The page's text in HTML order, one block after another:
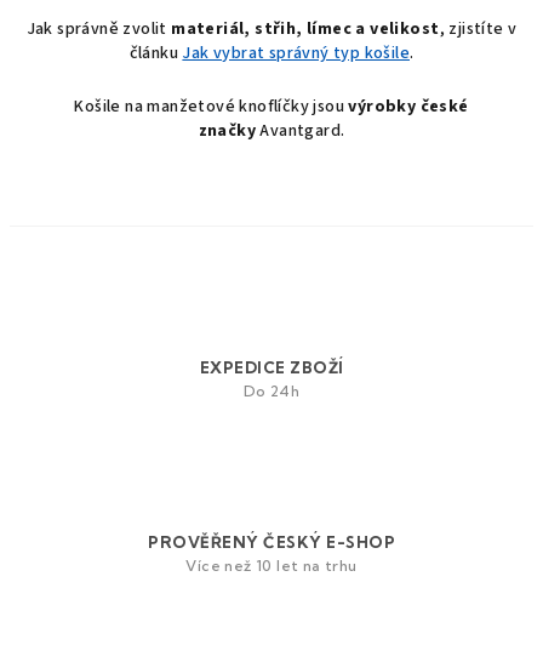
í
p
r
v
Jak správně zvolit materiál, střih, límec a velikost, zjistíte v
článku Jak vybrat správný typ košile.
Košile na manžetové knoflíčky jsouvýrobky české
značkyAvantgard.
EXPEDICE ZBOŽÍ
Do 24h
PROVĚŘENÝ ČESKÝ E-SHOP
Více než 10 let na trhu